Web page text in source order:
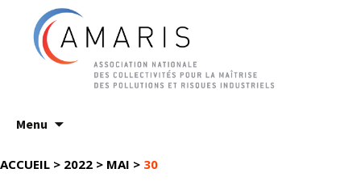
Menu
au
ACCUEIL > 2022 > MAI > 30